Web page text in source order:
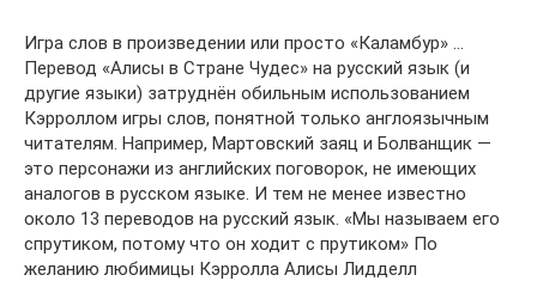
Игра слов в произведении или просто «Каламбур» …
Перевод «Алисы в Стране Чудес» на русский язык (и
другие языки) затруднён обильным использованием
Кэрроллом игры слов, понятной только англоязычным
читателям. Например, Мартовский заяц и Болванщик —
это персонажи из английских поговорок, не имеющих
аналогов в русском языке. И тем не менее известно
около 13 переводов на русский язык. «Мы называем его
спрутиком, потому что он ходит с прутиком» По
желанию любимицы Кэрролла Алисы Лидделл